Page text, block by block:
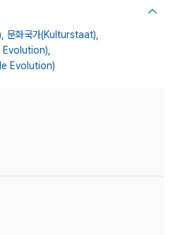
문화국가(Kulturstaat),
Evolution),
Evolution)